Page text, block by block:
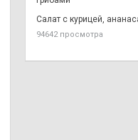
Салат с курицей,
94642 просмотра